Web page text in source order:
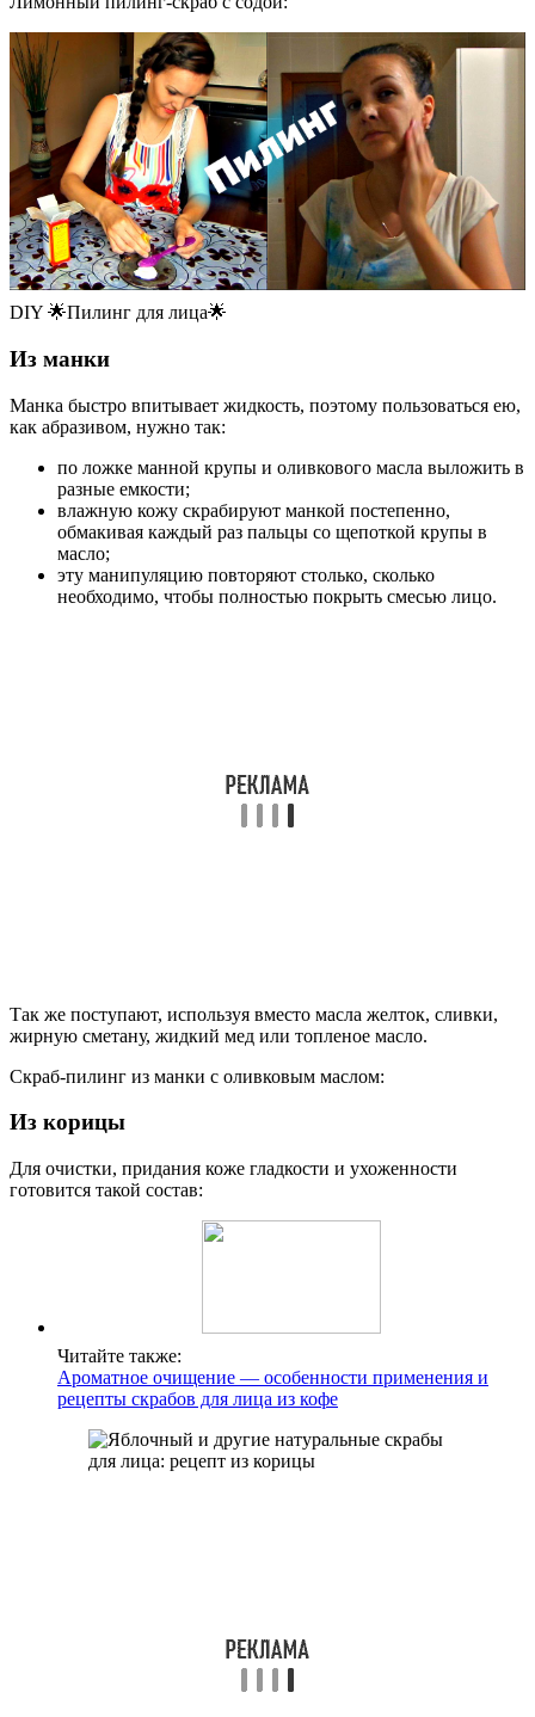
DIY 🌟Пилинг для лица🌟
Из манки
Манка быстро впитывает жидкость, поэтому пользоваться ею,
как абразивом, нужно так:
по ложке манной крупы и оливкового масла выложить в
разные емкости;
влажную кожу скрабируют манкой постепенно,
обмакивая каждый раз пальцы со щепоткой крупы в
масло;
эту манипуляцию повторяют столько, сколько
необходимо, чтобы полностью покрыть смесью лицо.
Так же поступают, используя вместо масла желток, сливки,
жирную сметану, жидкий мед или топленое масло.
Скраб-пилинг из манки с оливковым маслом:
Из корицы
Для очистки, придания коже гладкости и ухоженности
готовится такой состав:
Читайте также:
Ароматное очищение — особенности применения и
рецепты скрабов для лица из кофе